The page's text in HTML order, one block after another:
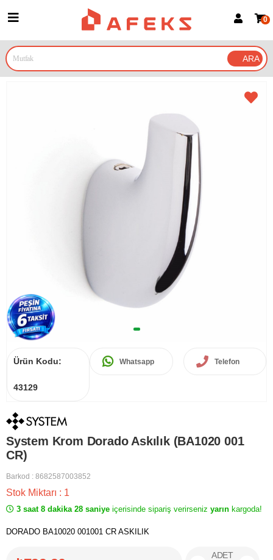
Google İle Bağlan
0
Ürün Kodu:
43129
Whatsapp Telefon
System Krom Dorado Askılık (BA1020 001
CR)
Barkod : 8682587003852
Stok Miktarı : 1
3 saat 8 dakika 28 saniye içerisinde sipariş verirseniz yarın kargoda!
DORADO BA10020 001001 CR ASKILIK
ADET